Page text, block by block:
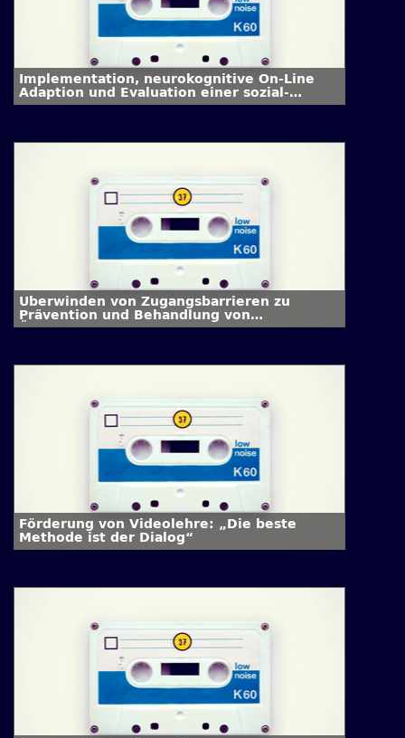
Implementation, neurokognitive On-Line
Adaption und Evaluation einer sozial-
interaktiven web-basierten Lernplattform
Überwinden von Zugangsbarrieren zu
Prävention und Behandlung von
Übergewicht in Kindheit und Jugend
Förderung von Videolehre: „Die beste
Methode ist der Dialog“